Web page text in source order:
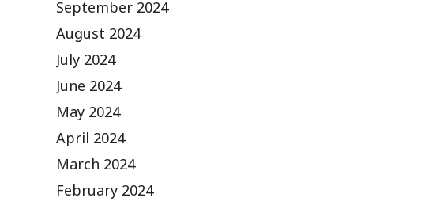
September 2024
August 2024
July 2024
June 2024
May 2024
April 2024
March 2024
February 2024